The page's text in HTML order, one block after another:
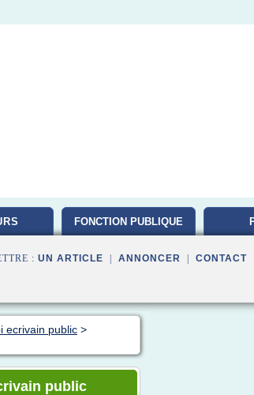
FONCTION PUBLIQUE
: UN ARTICLE ANNONCER CONTACT
ecrivain public >
public